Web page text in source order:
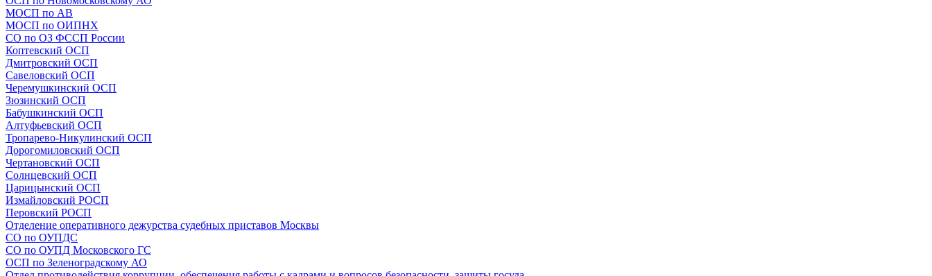
МОСП по АВ
МОСП по ОИПНХ
СО по ОЗ ФССП России
Коптевский ОСП
Дмитровский ОСП
Савеловский ОСП
Черемушкинский ОСП
Зюзинский ОСП
Бабушкинский ОСП
Алтуфьевский ОСП
Тропарево-Никулинский ОСП
Дорогомиловский ОСП
Чертановский ОСП
Солнцевский ОСП
Царицынский ОСП
Измайловский РОСП
Перовский РОСП
Отделение оперативного дежурства судебных приставов Москвы
СО по ОУПДС
СО по ОУПД Московского ГС
ОСП по Зеленоградскому АО